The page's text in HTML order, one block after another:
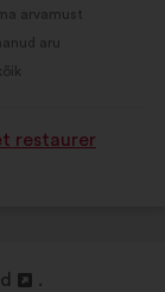
arvamust
aru
restaurer